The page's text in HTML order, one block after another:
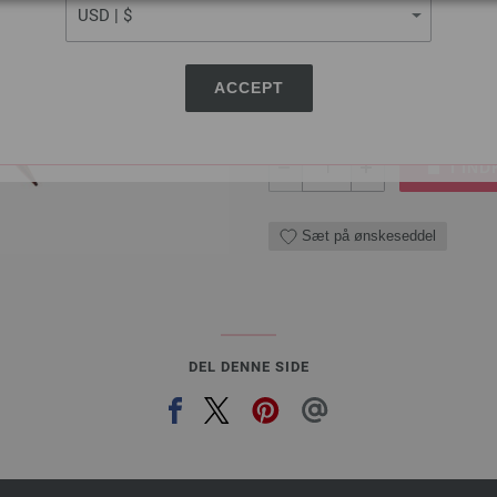
ACCEPT
tykkelse 4,5 mm; længde ca. 80
7,98 €
60,25 dkr
I
Sæt på ønskeseddel
DEL DENNE SIDE